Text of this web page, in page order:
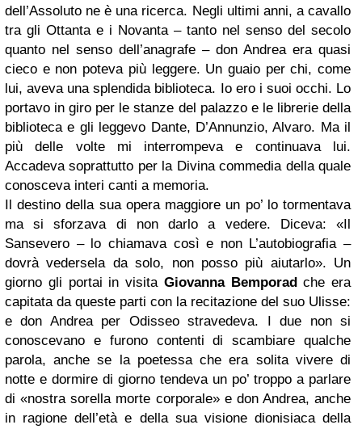
dell’Assoluto ne è una ricerca. Negli ultimi anni, a cavallo
tra gli Ottanta e i Novanta – tanto nel senso del secolo
quanto nel senso dell’anagrafe – don Andrea era quasi
cieco e non poteva più leggere. Un guaio per chi, come
lui, aveva una splendida biblioteca. Io ero i suoi occhi. Lo
portavo in giro per le stanze del palazzo e le librerie della
biblioteca e gli leggevo Dante, D’Annunzio, Alvaro. Ma il
più delle volte mi interrompeva e continuava lui.
Accadeva soprattutto per la Divina commedia della quale
conosceva interi canti a memoria.
Il destino della sua opera maggiore un po’ lo tormentava
ma si sforzava di non darlo a vedere. Diceva: «Il
Sansevero – lo chiamava così e non L’autobiografia –
dovrà vedersela da solo, non posso più aiutarlo». Un
giorno gli portai in visita Giovanna Bemporadche era
capitata da queste parti con la recitazione del suo Ulisse:
e don Andrea per Odisseo stravedeva. I due non si
conoscevano e furono contenti di scambiare qualche
parola, anche se la poetessa che era solita vivere di
notte e dormire di giorno tendeva un po’ troppo a parlare
di «nostra sorella morte corporale» e don Andrea, anche
in ragione dell’età e della sua visione dionisiaca della